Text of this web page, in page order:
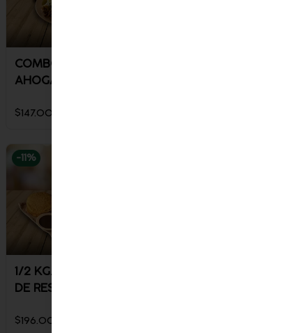
COMBO FLAUTAS
AHOGADAS +
$147.00
-11 %
1/2 KG. DE TINGA
DE RES
$196.00